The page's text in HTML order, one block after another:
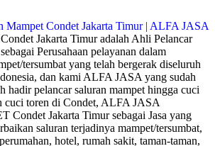
Jakarta Timur adalah Ahli Pelancar
Perusahaan pelayanan dalam
tersumbat yang telah bergerak diseluruh
dan kami ALFA JASA yang sudah
hadir pelancar saluran mampet hingga cuci
cuci toren di Condet, ALFA JASA
Jakarta Timur sebagai Jasa yang
saluran terjadinya mampet/tersumbat,
hotel, rumah sakit, taman-taman,